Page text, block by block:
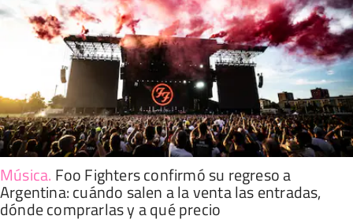
Música. Foo Fighters confirmó su regreso a
Argentina: cuándo salen a la venta las entradas,
dónde comprarlas y a qué precio